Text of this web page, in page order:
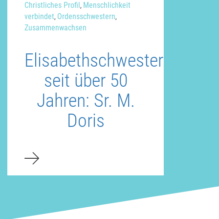
Christliches Profil, Menschlichkeit
verbindet, Ordensschwestern,
Zusammenwachsen
Elisabethschwester
seit über 50
Jahren: Sr. M.
Doris